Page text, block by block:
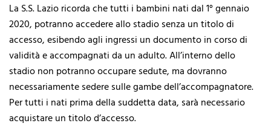
La S.S. Lazio ricorda che tutti i bambini nati dal 1° gennaio
2020, potranno accedere allo stadio senza un titolo di
accesso, esibendo agli ingressi un documento in corso di
validità e accompagnati da un adulto. All’interno dello
stadio non potranno occupare sedute, ma dovranno
necessariamente sedere sulle gambe dell’accompagnatore.
Per tutti i nati prima della suddetta data, sarà necessario
acquistare un titolo d’accesso.